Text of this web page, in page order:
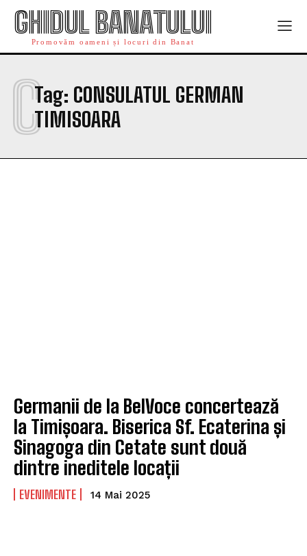
GHIDUL BANATULUI
Promovăm oameni și locuri din Banat
Tag: CONSULATUL GERMAN
TIMISOARA
C
Germanii de la BelVoce concertează
la Timișoara. Biserica Sf. Ecaterina și
Sinagoga din Cetate sunt două
dintre ineditele locații
EVENIMENTE 14 Mai 2025